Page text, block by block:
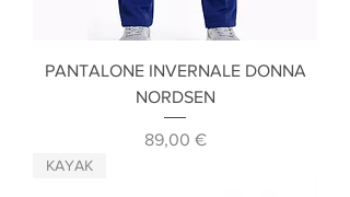
PANTALONE INVERNALE DONNA
NORDSEN
Prezzo
89,00 €
KAYAK